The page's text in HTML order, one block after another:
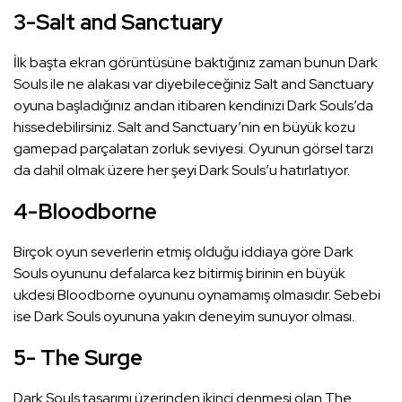
3-Salt and Sanctuary
İlk başta ekran görüntüsüne baktığınız zaman bunun Dark
Souls ile ne alakası var diyebileceğiniz Salt and Sanctuary
oyuna başladığınız andan itibaren kendinizi Dark Souls’da
hissedebilirsiniz. Salt and Sanctuary’nin en büyük kozu
gamepad parçalatan zorluk seviyesi. Oyunun görsel tarzı
da dahil olmak üzere her şeyi Dark Souls’u hatırlatıyor.
4-Bloodborne
Birçok oyun severlerin etmiş olduğu iddiaya göre Dark
Souls oyununu defalarca kez bitirmiş birinin en büyük
ukdesi Bloodborne oyununu oynamamış olmasıdır. Sebebi
ise Dark Souls oyununa yakın deneyim sunuyor olması.
5- The Surge
Dark Souls tasarımı üzerinden ikinci denmesi olan The